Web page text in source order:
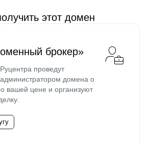
этот домен
брокер»
проведут
домена о
вашей цене и организуют